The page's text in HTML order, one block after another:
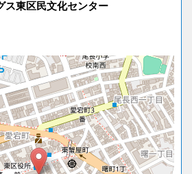
ス東区民文化センター